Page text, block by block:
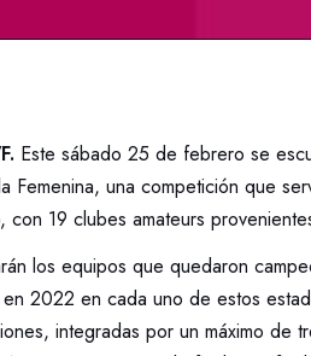
Este sábado 25 de febrero se
Femenina, una competición que
con 19 clubes amateurs
los equipos que quedaron
2022 en cada uno de estos
integradas por un máximo de